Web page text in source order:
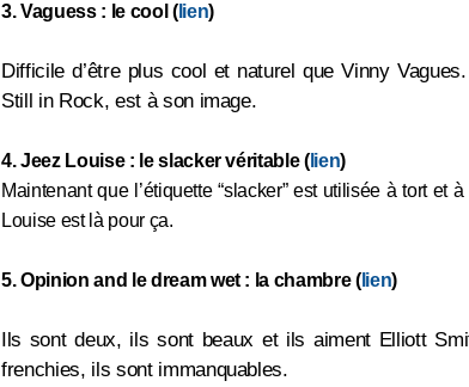
3. Vaguess : le cool (lien)
Difficile d’être plus cool et naturel que Vinny
Still in Rock, est à son image.
4. Jeez Louise : le slacker véritable (lien)
Maintenant que l’étiquette “slacker” est utilisée à tort
Louise est là pour ça.
5. Opinion and le dream wet : la chambre (lien)
Ils sont deux, ils sont beaux et ils aiment Elliott
frenchies, ils sont immanquables.